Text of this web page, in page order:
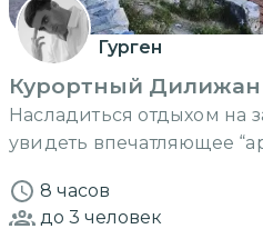
Гурген
Курортный Дилижан
Насладиться отдыхом на
увидеть впечатляющее
8 часов
до 3 человек